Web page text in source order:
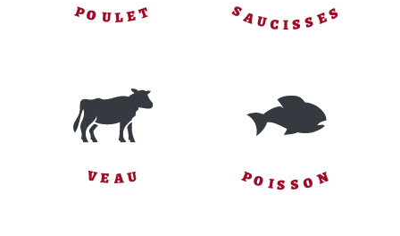
POULET SAUCISSES
VE AU POIS SON